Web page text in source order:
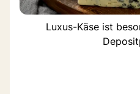
Luxus-Käse ist